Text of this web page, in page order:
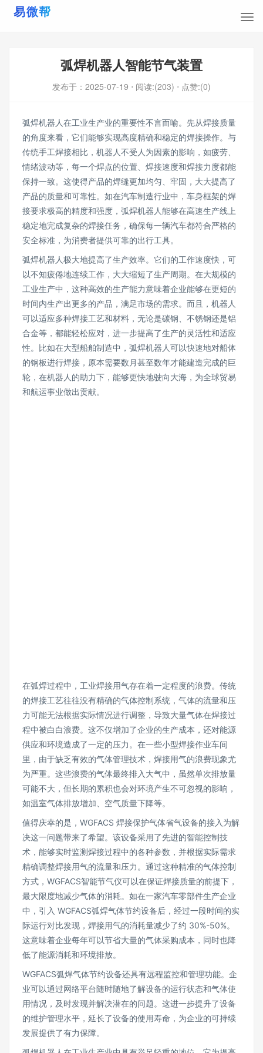
弧焊机器人智能节气装置
发布于： 2025-07-19 ⋅ 阅读:(203) ⋅ 点赞:(0)
弧焊机器人在工业生产业的重要性不言而喻。先从焊接质量
的角度来看，它们能够实现高度精确和稳定的焊接操作。与
传统手工焊接相比，机器人不受人为因素的影响，如疲劳、
情绪波动等，每一个焊点的位置、焊接速度和焊接力度都能
保持一致。这使得产品的焊缝更加均匀、牢固，大大提高了
产品的质量和可靠性。如在汽车制造行业中，车身框架的焊
接要求极高的精度和强度，弧焊机器人能够在高速生产线上
稳定地完成复杂的焊接任务，确保每一辆汽车都符合严格的
安全标准，为消费者提供可靠的出行工具。
弧焊机器人极大地提高了生产效率。它们的工作速度快，可
以不知疲倦地连续工作，大大缩短了生产周期。在大规模的
工业生产中，这种高效的生产能力意味着企业能够在更短的
时间内生产出更多的产品，满足市场的需求。而且，机器人
可以适应多种焊接工艺和材料，无论是碳钢、不锈钢还是铝
合金等，都能轻松应对，进一步提高了生产的灵活性和适应
性。比如在大型船舶制造中，弧焊机器人可以快速地对船体
的钢板进行焊接，原本需要数月甚至数年才能建造完成的巨
轮，在机器人的助力下，能够更快地驶向大海，为全球贸易
和航运事业做出贡献。
在弧焊过程中，工业焊接用气存在着一定程度的浪费。传统
的焊接工艺往往没有精确的气体控制系统，气体的流量和压
力可能无法根据实际情况进行调整，导致大量气体在焊接过
程中被白白浪费。这不仅增加了企业的生产成本，还对能源
供应和环境造成了一定的压力。在一些小型焊接作业车间
里，由于缺乏有效的气体管理技术，焊接用气的浪费现象尤
为严重。这些浪费的气体最终排入大气中，虽然单次排放量
可能不大，但长期的累积也会对环境产生不可忽视的影响，
如温室气体排放增加、空气质量下降等。
值得庆幸的是，WGFACS 焊接保护气体省气设备的接入为解
决这一问题带来了希望。该设备采用了先进的智能控制技
术，能够实时监测焊接过程中的各种参数，并根据实际需求
精确调整焊接用气的流量和压力。通过这种精准的气体控制
方式，WGFACS智能节气仪可以在保证焊接质量的前提下，
最大限度地减少气体的消耗。如在一家汽车零部件生产企业
中，引入 WGFACS弧焊气体节约设备后，经过一段时间的实
际运行对比发现，焊接用气的消耗量减少了约 30%-50%。
这意味着企业每年可以节省大量的气体采购成本，同时也降
低了能源消耗和环境排放。
WGFACS弧焊气体节约设备还具有远程监控和管理功能。企
业可以通过网络平台随时随地了解设备的运行状态和气体使
用情况，及时发现并解决潜在的问题。这进一步提升了设备
的维护管理水平，延长了设备的使用寿命，为企业的可持续
发展提供了有力保障。